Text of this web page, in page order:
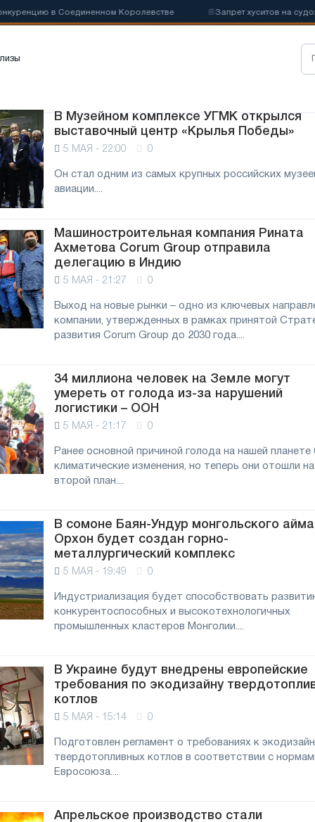
в Соединенном Королевстве Запрет хуситов на
В Музейном комплексе УГМК открылся
выставочный центр «Крылья Победы»
5 МАЯ - 22:00 0
Он стал одним из самых крупных российских
авиации....
Машиностроительная компания Рината
Ахметова Corum Group отправила
делегацию в Индию
5 МАЯ - 21:27 0
Выход на новые рынки – одно из ключевых
компании, утвержденных в рамках принятой
развития Corum Group до 2030 года....
34 миллиона человек на Земле могут
умереть от голода из-за нарушений
логистики – ООН
5 МАЯ - 21:17 0
Ранее основной причиной голода на нашей планете
климатические изменения, но теперь они отошли на
второй план....
В сомоне Баян-Ундур монгольского
Орхон будет создан горно-
металлургический комплекс
5 МАЯ - 19:49 0
Индустриализация будет способствовать
конкурентоспособных и высокотехнологичных
промышленных кластеров Монголии....
В Украине будут внедрены европейские
требования по экодизайну
котлов
5 МАЯ - 15:14 0
Подготовлен регламент о требованиях к
твердотопливных котлов в соответствии с
Евросоюза....
Апрельское производство стали